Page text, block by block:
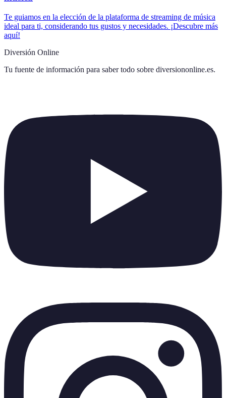
Te guiamos en la elección de la plataforma de streaming de música
ideal para ti, considerando tus gustos y necesidades. ¡Descubre más
aquí!
Diversión Online
Tu fuente de información para saber todo sobre diversiononline.es.